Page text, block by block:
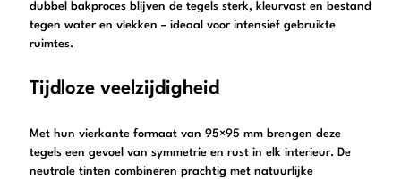
dubbel bakproces blijven de tegels sterk, kleurvast en bestand
tegen water en vlekken – ideaal voor intensief gebruikte
ruimtes.
Tijdloze veelzijdigheid
Met hun vierkante formaat van 95×95 mm brengen deze
tegels een gevoel van symmetrie en rust in elk interieur. De
neutrale tinten combineren prachtig met natuurlijke